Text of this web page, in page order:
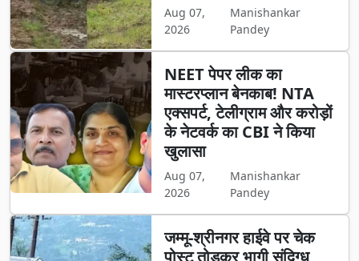
Aug 07,
2026
Manishankar
Pandey
NEET पेपर लीक का
मास्टरप्लान बेनकाब! NTA
एक्सपर्ट, टेलीग्राम और करोड़ों
के नेटवर्क का CBI ने किया
खुलासा
Aug 07,
2026
Manishankar
Pandey
जम्मू-श्रीनगर हाईवे पर चेक